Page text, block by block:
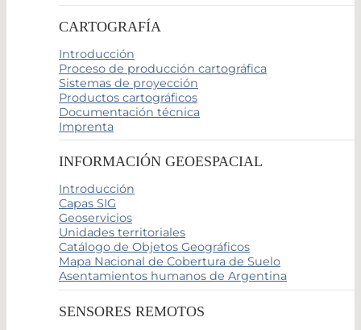
CARTOGRAFÍA
Introducción
Proceso de producción cartográfica
Sistemas de proyección
Productos cartográficos
Documentación técnica
Imprenta
INFORMACIÓN GEOESPACIAL
Introducción
Capas SIG
Geoservicios
Unidades territoriales
Catálogo de Objetos Geográficos
Mapa Nacional de Cobertura de Suelo
Asentamientos humanos de Argentina
SENSORES REMOTOS